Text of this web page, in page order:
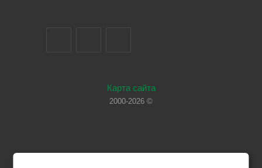
Карта сайта
2000-2026 ©